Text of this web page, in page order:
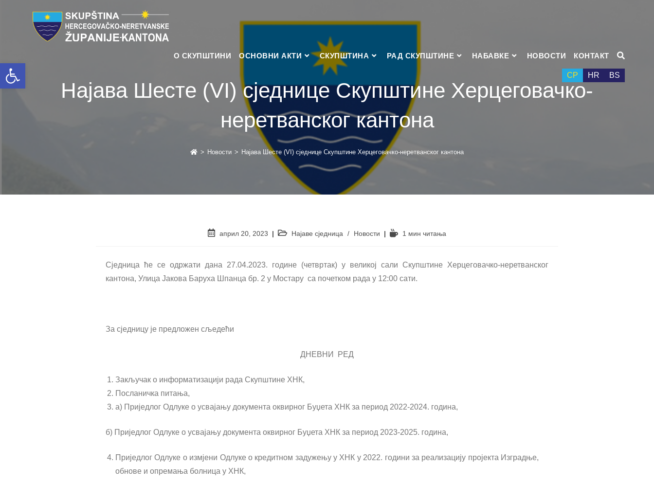
Open toolbar СР HR BS
О СКУПШТИНИ ОСНОВНИ АКТИ СКУПШТИНА РАД СКУПШТИНЕ НАБАВКЕ НОВОСТИ КОНТАКТ
Најава Шесте (VI) сједнице Скупштине Херцеговачко-
неретванског кантона
> Новости > Најава Шесте (VI) сједнице Скупштине Херцеговачко-неретванског кантона
април 20, 2023 Најаве сједница / Новости 1 мин читањa
Сједница ће се одржати дана 27.04.2023. године (четвртак) у великој сали Скупштине Херцеговачко-неретванског
кантона, Улица Јакова Баруха Шпанца бр. 2 у Мостару са почетком рада у 12:00 сати.
За сједницу је предложен сљедећи
ДНЕВНИ РЕД
Закључак о информатизацији рада Скупштине ХНК,
Посланичка питања,
а) Приједлог Одлуке о усвајању документа оквирног Буџета ХНК за период 2022-2024. година,
б) Приједлог Одлуке о усвајању документа оквирног Буџета ХНК за период 2023-2025. година,
Приједлог Одлуке о измјени Одлуке о кредитном задужењу у ХНК у 2022. години за реализацију пројекта Изградње,
обнове и опремања болница у ХНК,